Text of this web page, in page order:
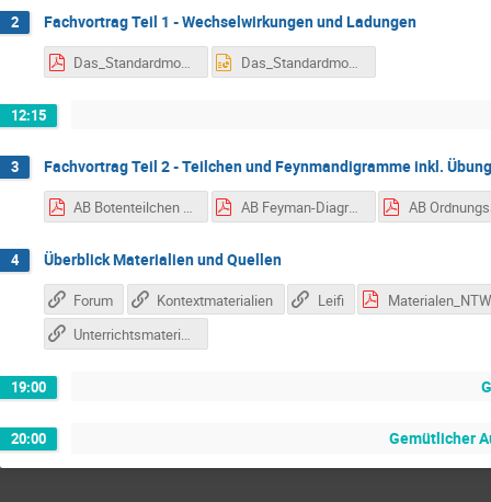
2 Fachvortrag Teil 1 - Wechselwirkungen und Ladungen
Das_Standardmodell_der_Teilchenphysik_im_Schulunterricht.pdf Das_Standardmodell_der_Teilchenphysik_im_Schulunterricht.pptx
12:15
3 Fachvortrag Teil 2 - Teilchen und Feynmandigramme inkl.
AB Botenteilchen für LFB_180903.pdf AB Feyman-Diagramme für LFB_180903.pdf
4 Überblick Materialien und Quellen
Forum Kontextmaterialien
Leifi
Unterrichtsmaterial Teilchenphysik
19:00
20:00 Gemütlicher